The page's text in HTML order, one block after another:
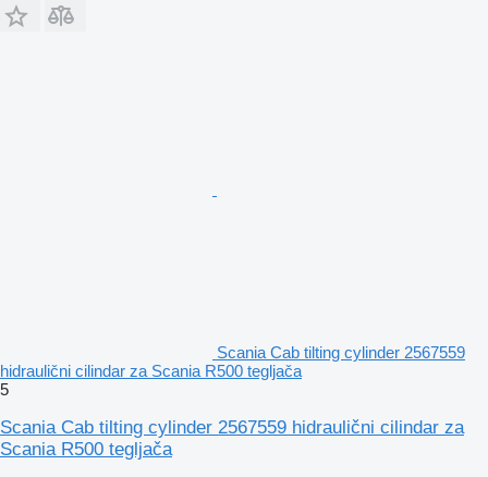
Scania Cab tilting cylinder 2567559
hidraulični cilindar za Scania R500 tegljača
5
Scania Cab tilting cylinder 2567559 hidraulični cilindar za
Scania R500 tegljača